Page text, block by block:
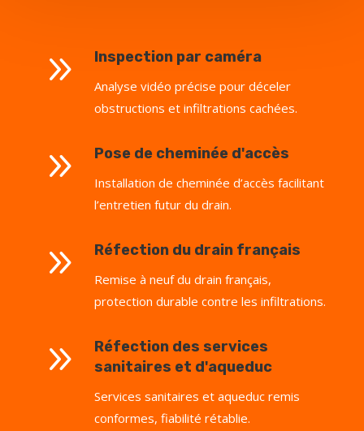
9 Inspection par caméra
Analyse vidéo précise pour déceler
obstructions et infiltrations cachées.
9 Pose de cheminée d'accès
Installation de cheminée d’accès facilitant
l’entretien futur du drain.
9 Réfection du drain français
Remise à neuf du drain français,
protection durable contre les infiltrations.
9
Réfection des services
sanitaires et d'aqueduc
Services sanitaires et aqueduc remis
conformes, fiabilité rétablie.